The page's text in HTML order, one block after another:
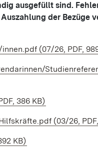
ausgefüllt sind.
der Bezüge
(07/26, PDF,
386 KB)
(03/26, PDF,
KB)